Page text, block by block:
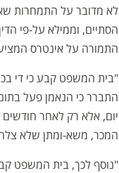
לא מדובר על התמחרות
הסתיים, וממילא על-פי
התמורה על אינטרס
"בית המשפט קבע כי די
יום, אלא רק לאחר
המכר, משא-ומתן שלא צלח
"נוסף לכך, בית המשפט